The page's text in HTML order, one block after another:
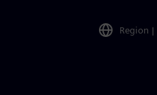
Region |